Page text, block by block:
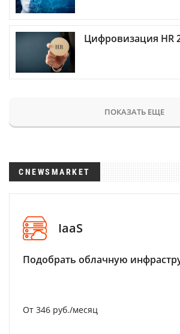
Цифровизация HR
ПОКАЗАТЬ ЕЩЕ
CNEWSMARKET
IaaS
Подобрать облачную
От 346 руб./месяц